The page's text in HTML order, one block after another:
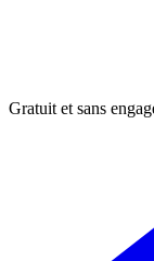
Gratuit et sans